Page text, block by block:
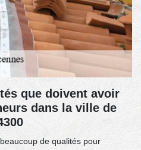
que doivent avoir
dans la ville de
de qualités pour